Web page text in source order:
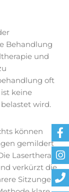
Behandlung
und
oft
keine
wird.
können
gemildert
Lasertherapie
verkürzt die
Sitzungen